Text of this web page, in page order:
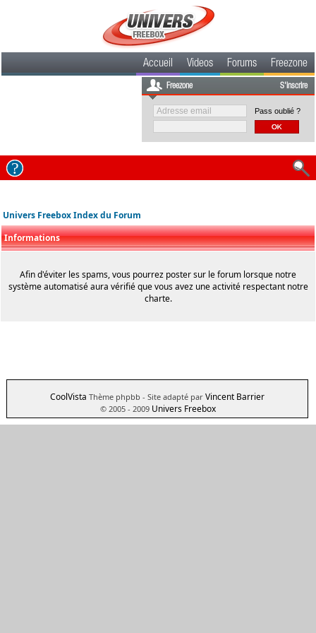
Accueil Videos Forums Freezone
Freezone S'inscrire
Pass oublié ?
Univers Freebox Index du Forum
Informations
Afin d'éviter les spams, vous pourrez poster sur le forum lorsque notre
système automatisé aura vérifié que vous avez une activité respectant notre
charte.
CoolVista Thème phpbb - Site adapté par Vincent Barrier
© 2005 - 2009 Univers Freebox